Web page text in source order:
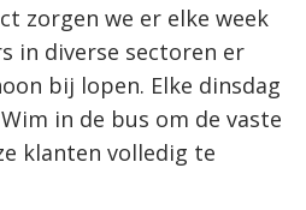
zorgen we er elke week
in diverse sectoren er
bij lopen. Elke dinsdag
in de bus om de vaste
klanten volledig te